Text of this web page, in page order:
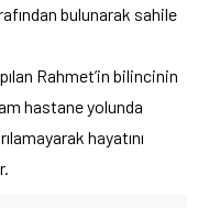
bulunarak sahile
Rahmet’in bilincinin
hastane yolunda
hayatını